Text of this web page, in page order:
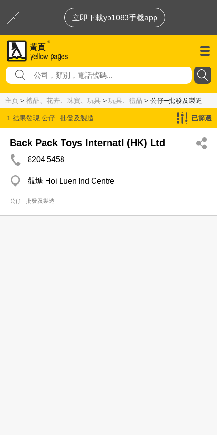
立即下載yp1083手機app
主頁 > 禮品、花卉、珠寶、玩具 > 玩具、禮品 > 公仔─批發及製造
1 結果發現 公仔─批發及製造 已篩選
Back Pack Toys Internatl (HK) Ltd
8204 5458
觀塘 Hoi Luen Ind Centre
公仔─批發及製造